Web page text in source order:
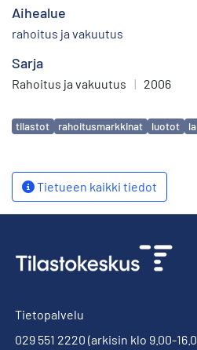
Aihealue
rahoitus ja vakuutus
Sarja
Rahoitus ja vakuutus | 2006
Avainsanat
tilastot rahoitusmarkkinat luotot
Tietueen kaikki tiedot
Tietopalvelu
029 551 2220 (arkisin klo 9.00-